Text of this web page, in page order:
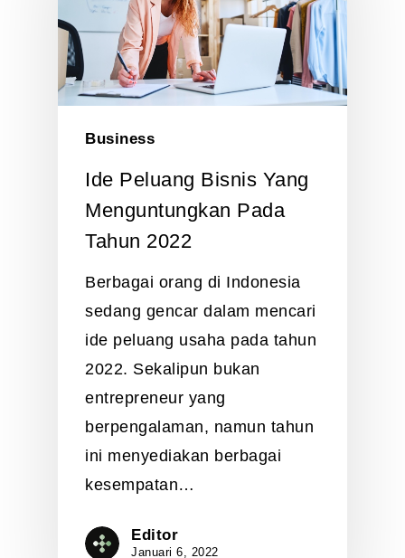
Business
Ide Peluang Bisnis Yang
Menguntungkan Pada
Tahun 2022
Berbagai orang di Indonesia
sedang gencar dalam mencari
ide peluang usaha pada tahun
2022. Sekalipun bukan
entrepreneur yang
berpengalaman, namun tahun
ini menyediakan berbagai
kesempatan…
Editor
Januari 6, 2022